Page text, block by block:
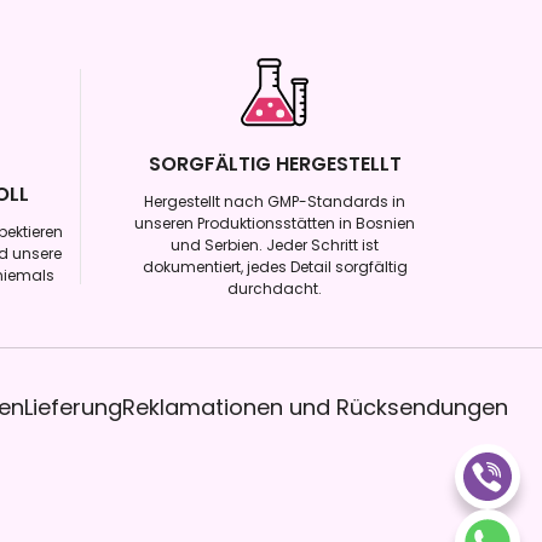
unsere
SORGFÄLTIG HERGESTELLT
Hergestellt nach GMP-Standards in
unseren Produktionsstätten in Bosnien
und Serbien. Jeder Schritt ist
dokumentiert, jedes Detail sorgfältig
durchdacht.
LieferungReklamationen und Rücksendungen